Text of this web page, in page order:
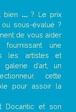
bien ...? Le prix
ou sous-évalué ?
de vous aider
une
les artistes et
d’art, un
cette
pour assoir la
Docantic et son